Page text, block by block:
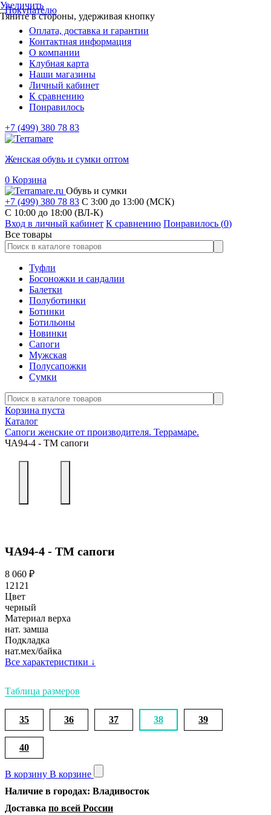
Покупателю
Оплата, доставка и гарантии
Контактная информация
О компании
Клубная карта
Наши магазины
Личный кабинет
К сравнению
Понравилось
+7 (499) 380 78 83
Женская обувь и сумки оптом
0 Корзина
Обувь и сумки
+7 (499) 380 78 83 С 3:00 до 13:00 (МСК)
C 10:00 до 18:00 (ВЛ-К)
Вход в личный кабинет К сравнению Понравилось (0)
Все товары
Туфли
Босоножки и сандалии
Балетки
Полуботинки
Ботинки
Ботильоны
Новинки
Сапоги
Мужская
Полусапожки
Сумки
Корзина пуста
Каталог
Сапоги женские от производителя. Террамаре.
ЧА94-4 - ТМ сапоги
Увеличить
Тяните в стороны, удерживая кнопку
ЧА94-4 - ТМ сапоги
8 060 ₽
12121
Цвет
черный
Материал верха
нат. замша
Подкладка
нат.мех/байка
Все характеристики ↓
Таблица размеров
35 36 37 38 39
40
В корзину В корзине
Наличие в городах: Владивосток
Доставка по всей России